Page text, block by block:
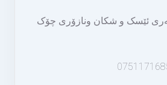
ئێسک و شکان ونازۆری چۆک